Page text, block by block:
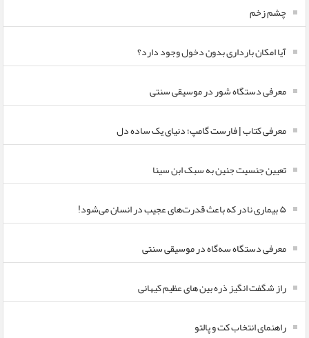
چشم زخم
آیا امکان بارداری بدون دخول وجود دارد؟
معرفی دستگاه شور در موسیقی سنتی
معرفی کتاب | فارست گامپ؛ دنیای یک ساده دل
تعیین جنسیت جنین به سبک ابن سینا
۵ بیماری نادر که باعث قدرت‌های عجیب در انسان می‌شود!
معرفی دستگاه سه‌گاه در موسیقی سنتی
راز شگفت انگیز ذره بین های عظیم کیهانی
راهنمای انتخاب کت و پالتو